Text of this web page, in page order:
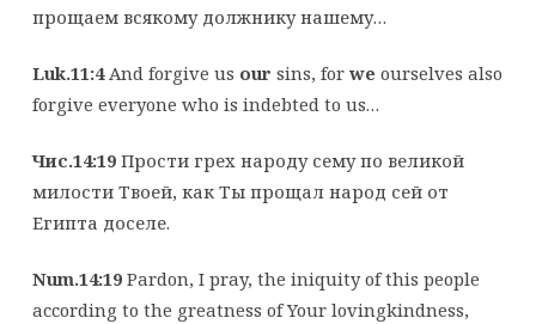
прощаем всякому должнику нашему…
Luk.11:4And forgive us our sins, for we ourselves also
forgive everyone who is indebted to us…
Чис.14:19Прости грех народу сему по великой
милости Твоей, как Ты прощал народ сей от
Египта доселе.
Num.14:19Pardon, I pray, the iniquity of this people
according to the greatness of Your lovingkindness,